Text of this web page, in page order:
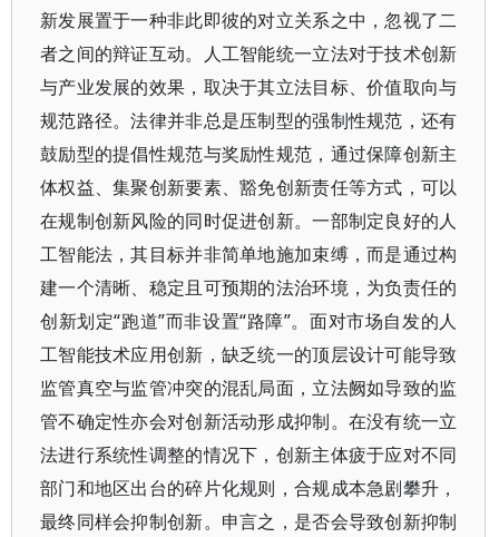
新发展置于一种非此即彼的对立关系之中，忽视了二
者之间的辩证互动。人工智能统一立法对于技术创新
与产业发展的效果，取决于其立法目标、价值取向与
规范路径。法律并非总是压制型的强制性规范，还有
鼓励型的提倡性规范与奖励性规范，通过保障创新主
体权益、集聚创新要素、豁免创新责任等方式，可以
在规制创新风险的同时促进创新。一部制定良好的人
工智能法，其目标并非简单地施加束缚，而是通过构
建一个清晰、稳定且可预期的法治环境，为负责任的
创新划定“跑道”而非设置“路障”。面对市场自发的人
工智能技术应用创新，缺乏统一的顶层设计可能导致
监管真空与监管冲突的混乱局面，立法阙如导致的监
管不确定性亦会对创新活动形成抑制。在没有统一立
法进行系统性调整的情况下，创新主体疲于应对不同
部门和地区出台的碎片化规则，合规成本急剧攀升，
最终同样会抑制创新。申言之，是否会导致创新抑制